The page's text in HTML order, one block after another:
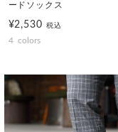
ードソックス
¥2,530税込
4 colors